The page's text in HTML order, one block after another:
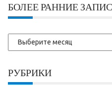
БОЛЕЕ РАННИЕ
Более
ранние
РУБРИКИ